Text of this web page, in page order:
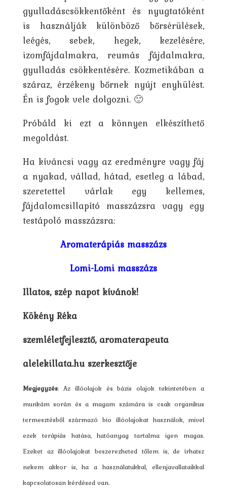
gyulladáscsökkentőként és nyugtatóként
is használják különböző bőrsérülések,
leégés, sebek, hegek, kezelésére,
izomfájdalmakra, reumás fájdalmakra,
gyulladás csökkentésére. Kozmetikában a
száraz, érzékeny bőrnek nyújt enyhülést.
Én is fogok vele dolgozni. 🙂
Próbáld ki ezt a könnyen elkészíthető
megoldást.
Ha kíváncsi vagy az eredményre vagy fáj
a nyakad, vállad, hátad, esetleg a lábad,
szeretettel várlak egy kellemes,
fájdalomcsillapító masszázsra vagy egy
testápoló masszázsra:
Aromaterápiás masszázs
Lomi-Lomi masszázs
Illatos, szép napot kívánok!
Kökény Réka
szemléletfejlesztő, aromaterapeuta
alelekillata.hu szerkesztője
Megjegyzés: Az illóolajok és bázis olajok tekintetében a
munkám során és a magam számára is csak organikus
termesztésből származó bio illóolajokat használok, mivel
ezek terápiás hatása, hatóanyag tartalma igen magas.
Ezeket az illóolajokat beszerezheted tőlem is, de írhatsz
nekem akkor is, ha a használatukkal, ellenjavallataikkal
kapcsolatosan kérdésed van.